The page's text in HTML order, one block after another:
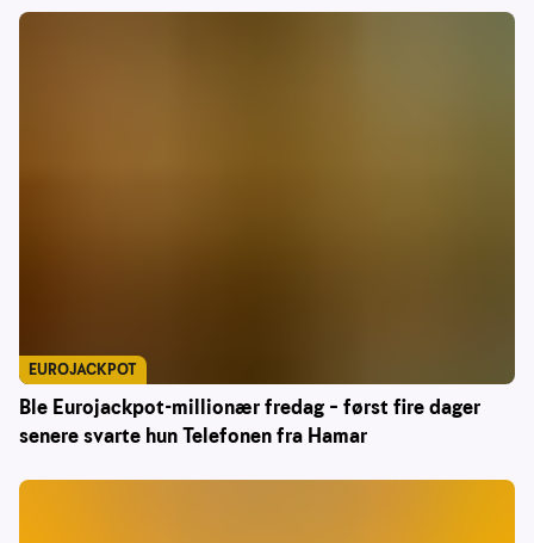
Ble Eurojackpot-millionær fredag – først fire dager
senere svarte hun Telefonen fra Hamar
EUROJACKPOT